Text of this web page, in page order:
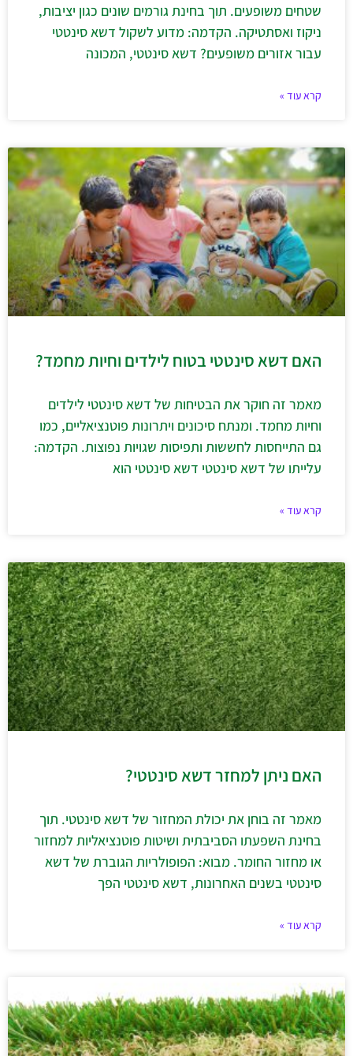
שטחים משופעים. תוך בחינת גורמים שונים כגון יציבות,
ניקוז ואסתטיקה. הקדמה: מדוע לשקול דשא סינטטי
עבור אזורים משופעים? דשא סינטטי, המכונה
קרא עוד »
האם דשא סינטטי בטוח לילדים וחיות מחמד?
מאמר זה חוקר את הבטיחות של דשא סינטטי לילדים
וחיות מחמד. ומנתח סיכונים ויתרונות פוטנציאליים, כמו
גם התייחסות לחששות ותפיסות שגויות נפוצות. הקדמה:
עלייתו של דשא סינטטי דשא סינטטי הוא
קרא עוד »
האם ניתן למחזר דשא סינטטי?
מאמר זה בוחן את יכולת המחזור של דשא סינטטי. תוך
בחינת השפעתו הסביבתית ושיטות פוטנציאליות למחזור
או מחזור החומר. מבוא: הפופולריות הגוברת של דשא
סינטטי בשנים האחרונות, דשא סינטטי הפך
קרא עוד »